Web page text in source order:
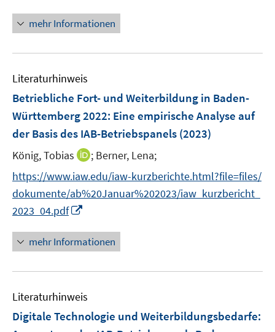
n
e
n
e
m
e
t
e
r
f
f
n
e
n
e
u
m
F
n
s
t
r
ö
f
n
e
n
mehr Informationen
Literaturhinweis
Betriebliche Fort- und Weiterbildung in Baden-
Württemberg 2022: Eine empirische Analyse auf
der Basis des IAB-Betriebspanels (2023)
König, Tobias
I
n
e
e
m
e
t
; Berner, Lena;
https://www.iaw.edu/iaw-kurzberichte.html?file=files/
dokumente/ab%20Januar%202023/iaw_kurzbericht_
2023_04.pdf
n
e
u
m
F
mehr Informationen
Literaturhinweis
Digitale Technologie und Weiterbildungsbedarfe: